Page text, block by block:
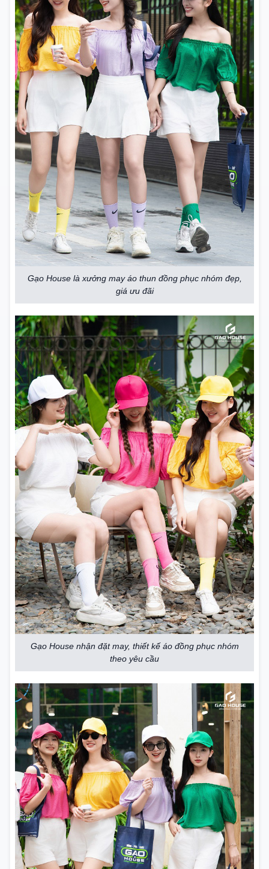
Gạo House là xưởng may áo thun đồng phục nhóm đẹp,
giá ưu đãi
Gạo House nhận đặt may, thiết kế áo đồng phục nhóm
theo yêu cầu